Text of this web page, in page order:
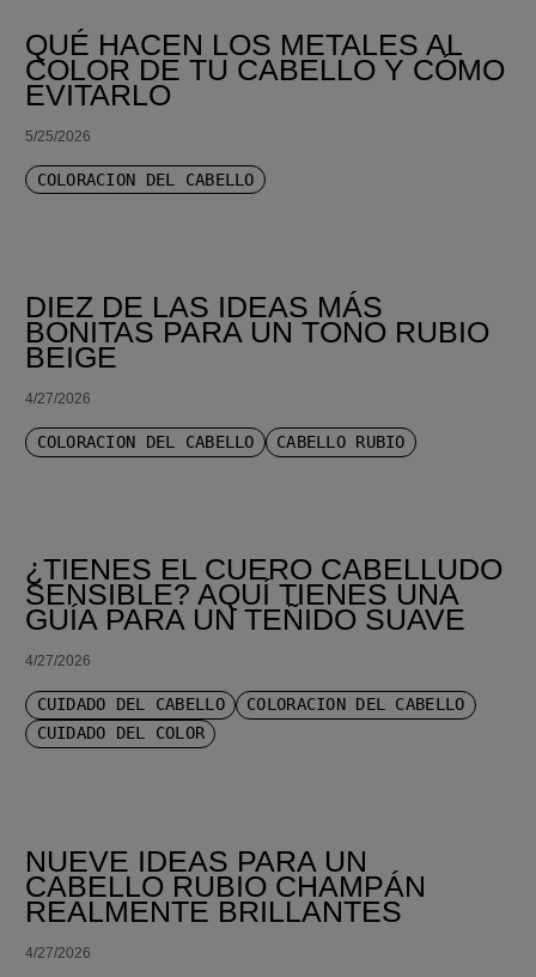
QUÉ HACEN LOS METALES AL
COLOR DE TU CABELLO Y CÓMO
EVITARLO
5/25/2026
COLORACIÓN DEL CABELLO
DIEZ DE LAS IDEAS MÁS
BONITAS PARA UN TONO RUBIO
BEIGE
4/27/2026
COLORACIÓN DEL CABELLO CABELLO RUBIO
¿TIENES EL CUERO CABELLUDO
SENSIBLE? AQUÍ TIENES UNA
GUÍA PARA UN TEÑIDO SUAVE
4/27/2026
CUIDADO DEL CABELLO
COLORACIÓN DEL CABELLO
CUIDADO DEL COLOR
NUEVE IDEAS PARA UN
CABELLO RUBIO CHAMPÁN
REALMENTE BRILLANTES
4/27/2026